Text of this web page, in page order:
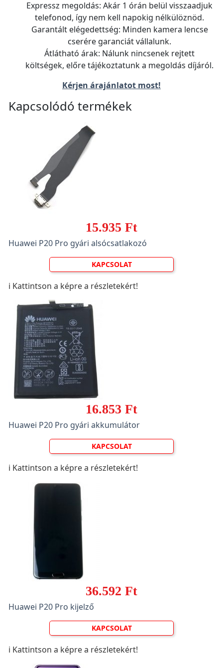
Expressz megoldás: Akár 1 órán belül visszaadjuk
telefonod, így nem kell napokig nélkülöznöd.
Garantált elégedettség: Minden kamera lencse
cserére garanciát vállalunk.
Átlátható árak: Nálunk nincsenek rejtett
költségek, előre tájékoztatunk a megoldás díjáról.
Kérjen árajánlatot most!
Kapcsolódó termékek
15.935 Ft
Huawei P20 Pro gyári alsócsatlakozó
KAPCSOLAT
ℹ️ Kattintson a képre a részletekért!
16.853 Ft
Huawei P20 Pro gyári akkumulátor
KAPCSOLAT
ℹ️ Kattintson a képre a részletekért!
36.592 Ft
Huawei P20 Pro kijelző
KAPCSOLAT
ℹ️ Kattintson a képre a részletekért!